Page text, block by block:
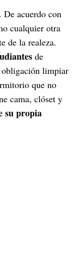
De acuerdo con
cualquier otra
de la realeza.
de
obligación limpiar
que no
cama, clóset y
su propia